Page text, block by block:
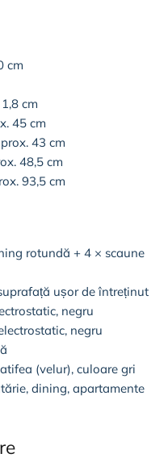
cm
cm
45 cm
43 cm
48,5 cm
93,5 cm
rotundă + 4 × scaune
ușor de întreținut
negru
negru
(velur), culoare gri
dining, apartamente